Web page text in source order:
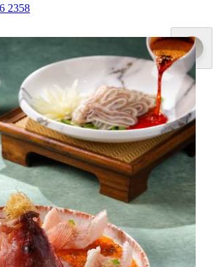
2358
Loving Summer
Yang Dengquan นำเสนอขิงตามฤดูกาล
งดี ผสานกับวัตถุดิบชั้นเลิศจากทั้งบนบก
สรรค์เมนูฤดูร้อนที่เน้นความสมดุลและ
ท์ได้แก่ “หูหมูสไลซ์หมักขิงดองและก๊ง
พริก” หูหมูฝานบางๆเพิ่มรสด้วยขิงและ
รสชาติเผ็ดร้อนและกระตุ้นความอยาก
เก๋าจุดสไลซ์กับขิงดองและซอสพริก”